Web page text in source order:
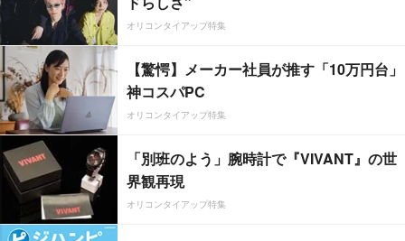
オリコンタイアップ特集
【驚愕】メーカー社員が推す「10万円台」
神コスパPC
オリコンタイアップ特集
「別班のよう」腕時計で『VIVANT』の世
界観再現
オリコンタイアップ特集